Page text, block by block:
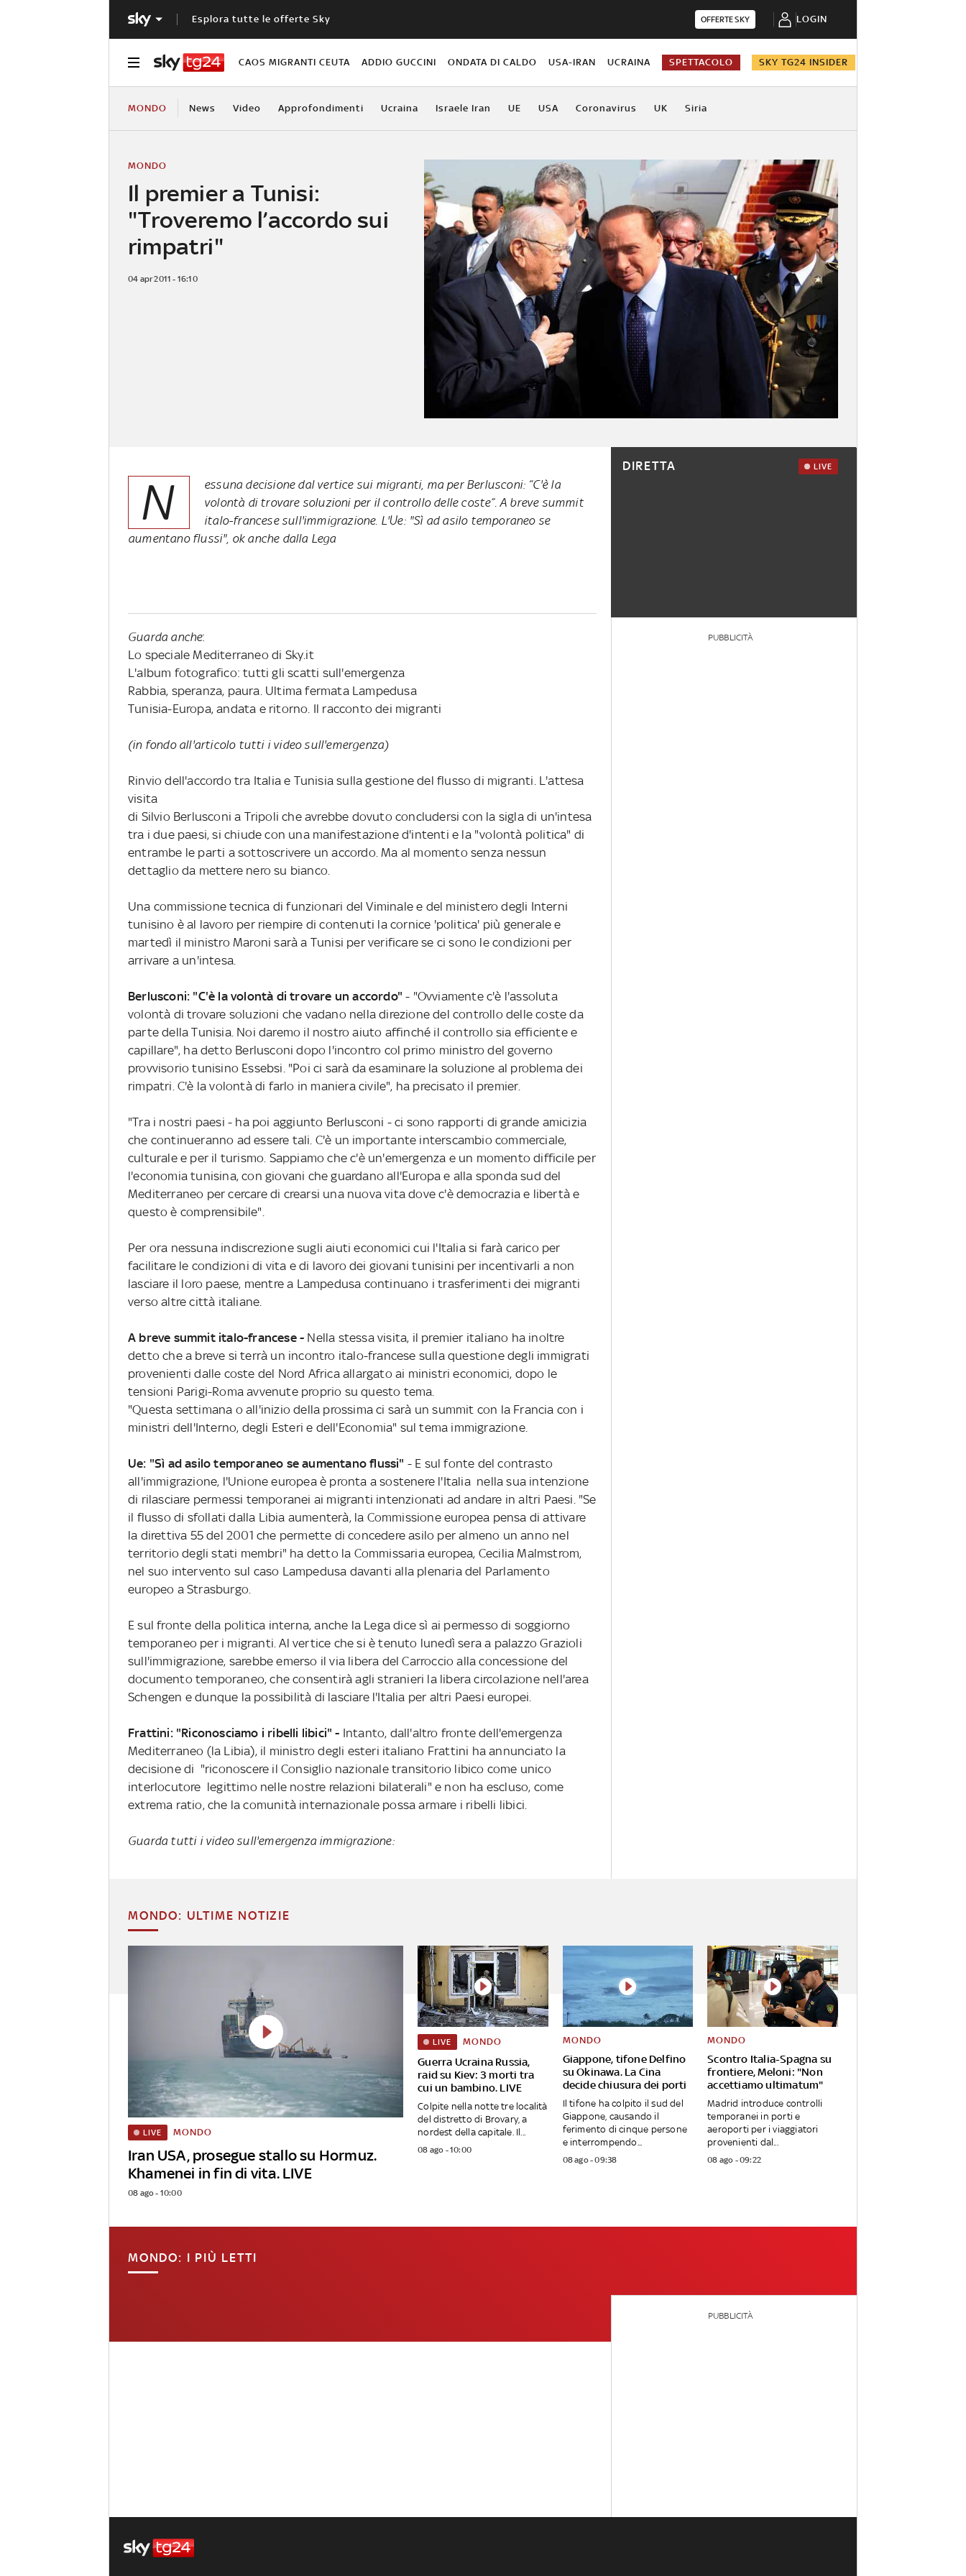
Esplora tutte le offerte Sky OFFERTE SKY LOGIN
CAOS MIGRANTI CEUTA ADDIO GUCCINI ONDATA DI CALDO USA-IRAN UCRAINA SPETTACOLO SKY TG24 INSIDER
MONDO News Video Approfondimenti Ucraina Israele Iran UE USA Coronavirus UK Siria
Il premier a Tunisi:
"Troveremo l’accordo sui
rimpatri"
MONDO
04 apr 2011 - 16:10
N
essuna decisione dal vertice sui migranti, ma per Berlusconi: “C'è la
volontà di trovare soluzioni per il controllo delle coste”. A breve summit
italo-francese sull'immigrazione. L'Ue: "Sì ad asilo temporaneo se
aumentano flussi", ok anche dalla Lega
Guarda anche:
Lo speciale Mediterraneo di Sky.it
L'album fotografico: tutti gli scatti sull'emergenza
Rabbia, speranza, paura. Ultima fermata Lampedusa
Tunisia-Europa, andata e ritorno. Il racconto dei migranti
(in fondo all'articolo tutti i video sull'emergenza)
Rinvio dell'accordo tra Italia e Tunisia sulla gestione del flusso di migranti. L'attesa
visita
di Silvio Berlusconi a Tripoli che avrebbe dovuto concludersi con la sigla di un'intesa
tra i due paesi, si chiude con una manifestazione d'intenti e la "volontà politica" di
entrambe le parti a sottoscrivere un accordo. Ma al momento senza nessun
dettaglio da mettere nero su bianco.
Una commissione tecnica di funzionari del Viminale e del ministero degli Interni
tunisino è al lavoro per riempire di contenuti la cornice 'politica' più generale e
martedì il ministro Maroni sarà a Tunisi per verificare se ci sono le condizioni per
arrivare a un'intesa.
Berlusconi: "C'è la volontà di trovare un accordo" - "Ovviamente c'è l'assoluta
volontà di trovare soluzioni che vadano nella direzione del controllo delle coste da
parte della Tunisia. Noi daremo il nostro aiuto affinché il controllo sia efficiente e
capillare", ha detto Berlusconi dopo l'incontro col primo ministro del governo
provvisorio tunisino Essebsi. "Poi ci sarà da esaminare la soluzione al problema dei
rimpatri. C'è la volontà di farlo in maniera civile", ha precisato il premier.
"Tra i nostri paesi - ha poi aggiunto Berlusconi - ci sono rapporti di grande amicizia
che continueranno ad essere tali. C'è un importante interscambio commerciale,
culturale e per il turismo. Sappiamo che c'è un'emergenza e un momento difficile per
l'economia tunisina, con giovani che guardano all'Europa e alla sponda sud del
Mediterraneo per cercare di crearsi una nuova vita dove c'è democrazia e libertà e
questo è comprensibile".
Per ora nessuna indiscrezione sugli aiuti economici cui l'Italia si farà carico per
facilitare le condizioni di vita e di lavoro dei giovani tunisini per incentivarli a non
lasciare il loro paese, mentre a Lampedusa continuano i trasferimenti dei migranti
verso altre città italiane.
A breve summit italo-francese - Nella stessa visita, il premier italiano ha inoltre
detto che a breve si terrà un incontro italo-francese sulla questione degli immigrati
provenienti dalle coste del Nord Africa allargato ai ministri economici, dopo le
tensioni Parigi-Roma avvenute proprio su questo tema.
"Questa settimana o all'inizio della prossima ci sarà un summit con la Francia con i
ministri dell'Interno, degli Esteri e dell'Economia" sul tema immigrazione.
Ue: "Sì ad asilo temporaneo se aumentano flussi" - E sul fonte del contrasto
all'immigrazione, l'Unione europea è pronta a sostenere l'Italia nella sua intenzione
di rilasciare permessi temporanei ai migranti intenzionati ad andare in altri Paesi. "Se
il flusso di sfollati dalla Libia aumenterà, la Commissione europea pensa di attivare
la direttiva 55 del 2001 che permette di concedere asilo per almeno un anno nel
territorio degli stati membri" ha detto la Commissaria europea, Cecilia Malmstrom,
nel suo intervento sul caso Lampedusa davanti alla plenaria del Parlamento
europeo a Strasburgo.
E sul fronte della politica interna, anche la Lega dice sì ai permesso di soggiorno
temporaneo per i migranti. Al vertice che si è tenuto lunedì sera a palazzo Grazioli
sull'immigrazione, sarebbe emerso il via libera del Carroccio alla concessione del
documento temporaneo, che consentirà agli stranieri la libera circolazione nell'area
Schengen e dunque la possibilità di lasciare l'Italia per altri Paesi europei.
Frattini: "Riconosciamo i ribelli libici" - Intanto, dall'altro fronte dell'emergenza
Mediterraneo (la Libia), il ministro degli esteri italiano Frattini ha annunciato la
decisione di "riconoscere il Consiglio nazionale transitorio libico come unico
interlocutore legittimo nelle nostre relazioni bilaterali" e non ha escluso, come
extrema ratio, che la comunità internazionale possa armare i ribelli libici.
Guarda tutti i video sull'emergenza immigrazione:
DIRETTA LIVE
PUBBLICITÀ
MONDO: ULTIME NOTIZIE
Iran USA, prosegue stallo su Hormuz.
Khamenei in fin di vita. LIVE
LIVE MONDO
08 ago - 10:00
Guerra Ucraina Russia,
raid su Kiev: 3 morti tra
cui un bambino. LIVE
LIVE MONDO
Colpite nella notte tre località
del distretto di Brovary, a
nordest della capitale. Il...
08 ago - 10:00
Giappone, tifone Delfino
su Okinawa. La Cina
decide chiusura dei porti
MONDO
Il tifone ha colpito il sud del
Giappone, causando il
ferimento di cinque persone
e interrompendo...
08 ago - 09:38
Scontro Italia-Spagna su
frontiere, Meloni: "Non
accettiamo ultimatum"
MONDO
Madrid introduce controlli
temporanei in porti e
aeroporti per i viaggiatori
provenienti dal...
08 ago - 09:22
MONDO: I PIÙ LETTI
PUBBLICITÀ